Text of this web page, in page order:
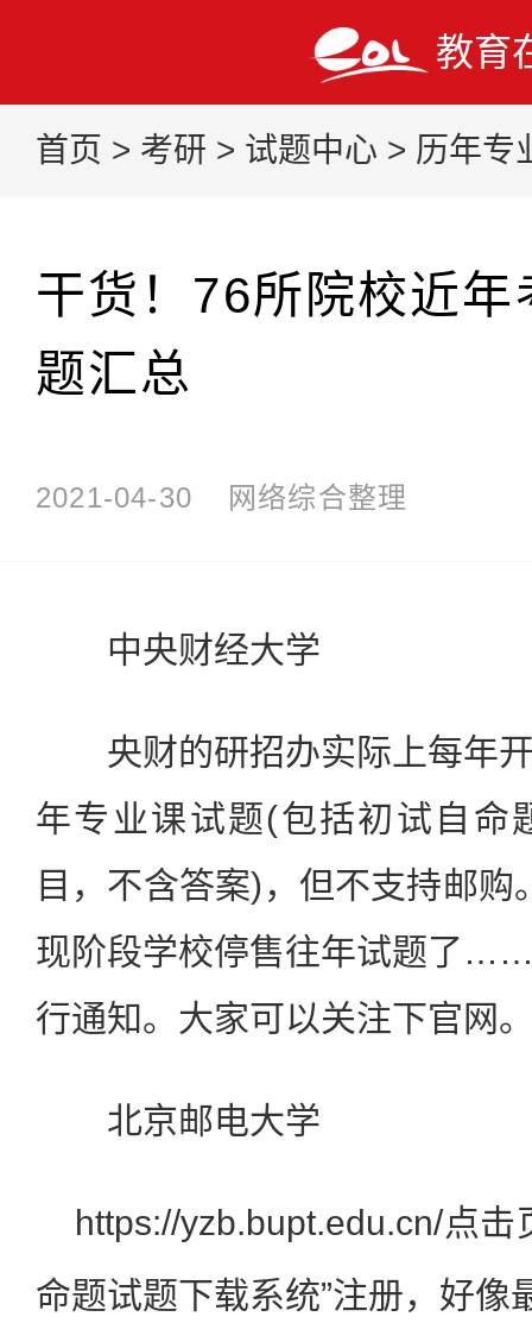
教育
首页 > 考研 > 试题中心 > 历年专
干货！76所院校近
题汇总
2021-04-30 网络综合整理
中央财经大学
央财的研招办实际上每年开
年专业课试题(包括初试自命
目，不含答案)，但不支持邮
现阶段学校停售往年试题了
行通知。大家可以关注下官网
北京邮电大学
https://yzb.bupt.edu.cn/点击
命题试题下载系统”注册，好像